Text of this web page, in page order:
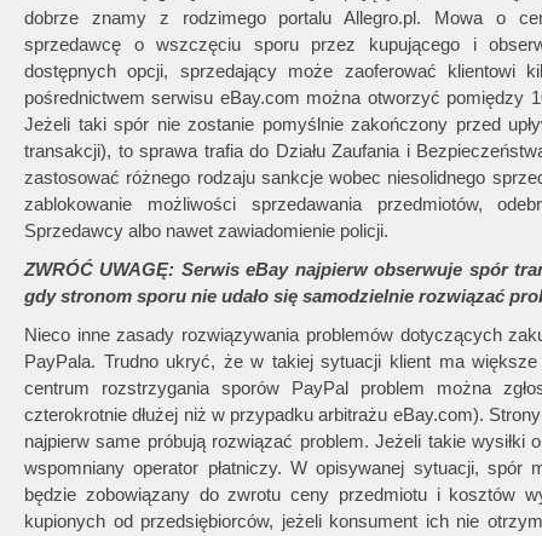
dobrze znamy z rodzimego portalu Allegro.pl. Mowa o
sprzedawcę o wszczęciu sporu przez kupującego i
dostępnych opcji, sprzedający może zaoferować klientowi
pośrednictwem serwisu eBay.com można otworzyć pomiędzy
Jeżeli taki spór nie zostanie pomyślnie zakończony przed
transakcji), to sprawa trafia do Działu Zaufania i
zastosować różnego rodzaju sankcje wobec niesolidnego
zablokowanie możliwości sprzedawania przedmiotów,
Sprzedawcy albo nawet zawiadomienie policji.
ZWRÓĆ UWAGĘ: Serwis eBay najpierw obserwuje spór
gdy stronom sporu nie udało się samodzielnie rozwiązać
Nieco inne zasady rozwiązywania problemów dotyczących
PayPala. Trudno ukryć, że w takiej sytuacji klient ma
centrum rozstrzygania sporów PayPal problem można
czterokrotnie dłużej niż w przypadku arbitrażu eBay.com).
najpierw same próbują rozwiązać problem. Jeżeli takie wysiłki
wspomniany operator płatniczy. W opisywanej sytuacji,
będzie zobowiązany do zwrotu ceny przedmiotu i kosztów
kupionych od przedsiębiorców, jeżeli konsument ich nie